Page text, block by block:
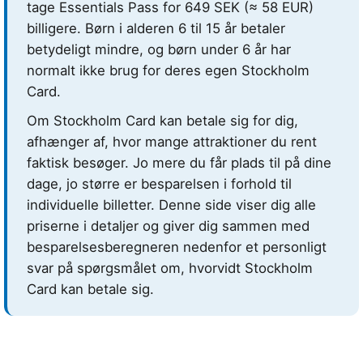
tage Essentials Pass for 649 SEK (≈ 58 EUR)
billigere. Børn i alderen 6 til 15 år betaler
betydeligt mindre, og børn under 6 år har
normalt ikke brug for deres egen Stockholm
Card.
Om Stockholm Card kan betale sig for dig,
afhænger af, hvor mange attraktioner du rent
faktisk besøger. Jo mere du får plads til på dine
dage, jo større er besparelsen i forhold til
individuelle billetter. Denne side viser dig alle
priserne i detaljer og giver dig sammen med
besparelsesberegneren nedenfor et personligt
svar på spørgsmålet om, hvorvidt Stockholm
Card kan betale sig.